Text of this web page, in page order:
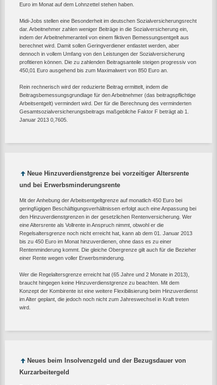
Euro im Monat auf dem Lohnzettel stehen haben.
Midi-Jobs stellen eine Besonderheit im deutschen Sozialversicherungsrecht
dar. Arbeitnehmer zahlen weniger Beiträge in die Sozialversicherung ein,
indem der Arbeitnehmeranteil von einem fiktiven Bemessungsentgelt aus
berechnet wird. Damit sollen Geringverdiener entlastet werden, aber
dennoch in vollem Umfang von den Leistungen der Sozialversicherung
profitieren können. Die zu zahlenden Beitragsanteile steigen progressiv von
450,01 Euro ausgehend bis zum Maximalwert von 850 Euro an.
Rein rechnerisch wird der reduzierte Beitrag ermittelt, indem die
Beitragsbemessungsgrundlage für den Arbeitnehmer (das beitragspflichtige
Arbeitsentgelt) vermindert wird. Der für die Berechnung des verminderten
Gesamtsozialversicherungsbeitrags maßgebliche Faktor F beträgt ab 1.
Januar 2013 0,7605.
Neue Hinzuverdienstgrenze bei vorzeitiger Altersrente
und bei Erwerbsminderungsrente
Mit der Anhebung der Arbeitsentgeltgrenze auf monatlich 450 Euro bei
geringfügigen Beschäftigungsverhältnissen erfolgt auch eine Anpassung bei
den Hinzuverdienstgrenzen in der gesetzlichen Rentenversicherung. Wer
eine Altersrente als Vollrente in Anspruch nimmt, obwohl er die
Regelsaltersgrenze noch nicht erreicht hat, kann ab dem 01. Januar 2013
bis zu 450 Euro im Monat hinzuverdienen, ohne dass es zu einer
Rentenminderung kommt. Die gleiche Obergrenze gilt auch für die Bezieher
einer Rente wegen voller Erwerbsminderung.
Wer die Regelaltersgrenze erreicht hat (65 Jahre und 2 Monate in 2013),
braucht hingegen keine Hinzuverdienstgrenze zu beachten. Mit dem
Konzept der Kombirente ist eine weitere Flexibilisierung beim Hinzuverdienst
im Alter geplant, die jedoch noch nicht zum Jahreswechsel in Kraft treten
wird.
Neues beim Insolvenzgeld und der Bezugsdauer von
Kurzarbeitergeld